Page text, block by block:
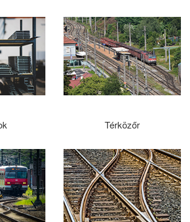
Térközőr